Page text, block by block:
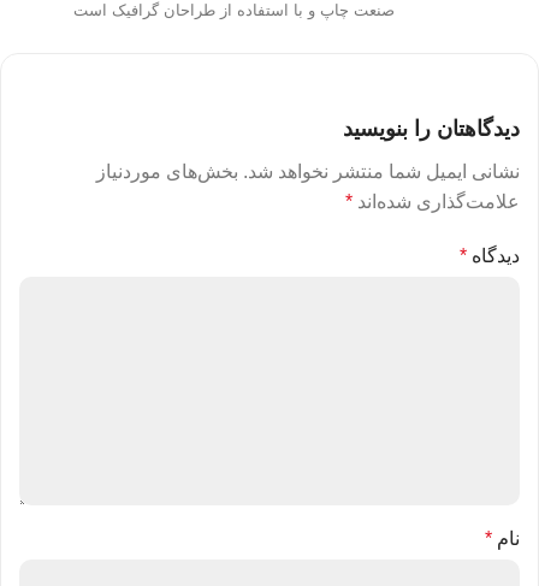
صنعت چاپ و با استفاده از طراحان گرافیک است
دیدگاهتان را بنویسید
نشانی ایمیل شما منتشر نخواهد شد. بخش‌های موردنیاز
علامت‌گذاری شده‌اند *
دیدگاه *
نام *